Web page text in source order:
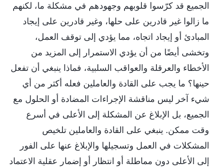
الجميع قد كرّسوا قلوبهم وجهودهم في مشكلة ما، لكنهم
ما زالوا غير قادرين على حلها، وغير قادرين على إيجاد
المبادئ أو إيجاد اتجاه، مما يؤدي إلى توقف العمل،
وتخشى أيضًا من أن يؤدي الاستمرار إلى المزيد من
الأخطاء والعرقلة والعواقب السلبية، فماذا ينبغي أن تفعل
حينها؟ ما يجب على القادة والعاملين فعله أكثر من أي
شيء آخر ليس مناقشة الإجراءات المضادة أو الحلول مع
الجميع، بل الإبلاغ عن المشكلة إلى الأعلى في أسرع
وقت ممكن. ينبغي على القادة والعاملين تلخيص
المشكلات في العمل وتسجيلها والإبلاغ عنها على الفور
إلى الأعلى دون مماطلة أو انتظار أو إضمار عقلية الاعتماد